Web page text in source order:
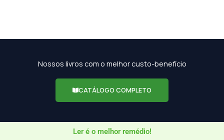
Nossos livros com o melhor custo-benefício
CATÁLOGO COMPLETO
Ler é o melhor remédio!